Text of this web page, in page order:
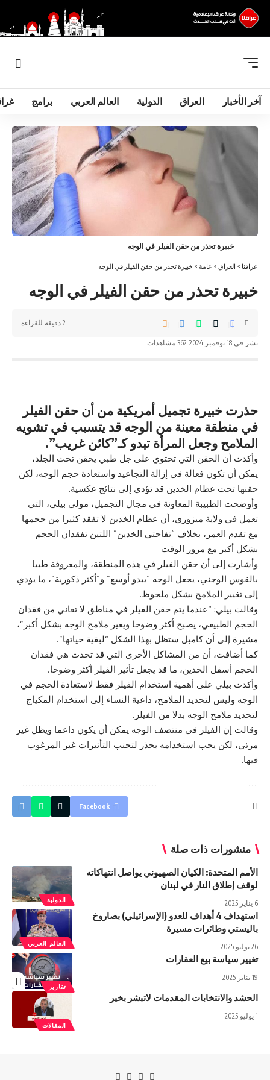
آخر الأخبار العراق الدولية العالم العربي برامج
خبيرة تحذر من حقن الفيلر في الوجه
عراقنا > العراق > عامة > خبيرة تحذر من حقن الفيلر في الوجه
خبيرة تحذر من حقن الفيلر في الوجه
نشر في 18 نوفمبر 2024 362 مشاهدات
2 دقيقة للقراءة
حذرت خبيرة تجميل أمريكية من أن حقن الفيلر
في منطقة معينة من الوجه قد يتسبب في تشويه
الملامح وجعل المرأة تبدو كـ”كائن غريب”.
وأكدت أن الحقن التي تحتوي على جل طبي يحقن تحت الجلد،
يمكن أن تكون فعالة في إزالة التجاعيد واستعادة حجم الوجه، لكن
حقنها تحت عظام الخدين قد تؤدي إلى نتائج عكسية.
وأوضحت الطبيبة المعاونة في مجال التجميل، مولي بيلي، التي
تعمل في ولاية ميزوري، أن عظام الخدين لا تفقد كثيرا من حجمها
مع تقدم العمر، بخلاف “تفاحتي الخدين” اللتين تفقدان الحجم
بشكل أكبر مع مرور الوقت
وأشارت إلى أن حقن الفيلر في هذه المنطقة، والمعروفة طبيا
بالقوس الوجني، يجعل الوجه “يبدو أوسع” و”أكثر ذكورية”، ما يؤدي
إلى تغيير الملامح بشكل ملحوظ.
وقالت بيلي: “عندما يتم حقن الفيلر في مناطق لا تعاني من فقدان
الحجم الطبيعي، يصبح أكثر وضوحا ويغير ملامح الوجه بشكل أكبر”،
مشيرة إلى أن كامبل ستظل بهذا الشكل “لبقية حياتها”.
كما أضافت، أن من المشاكل الأخرى التي قد تحدث هي فقدان
الحجم أسفل الخدين، ما قد يجعل تأثير الفيلر أكثر وضوحا.
وأكدت بيلي على أهمية استخدام الفيلر فقط لاستعادة الحجم في
الوجه وليس لتحديد الملامح، داعية النساء إلى استخدام المكياج
لتحديد ملامح الوجه بدلا من الفيلر.
وقالت إن الفيلر في منتصف الوجه يمكن أن يكون داعما ويظل غير
مرئي، لكن يجب استخدامه بحذر لتجنب التأثيرات غير المرغوب
فيها.
Facebook
منشورات ذات صلة
الدولية
الأمم المتحدة: الكيان الصهيوني يواصل انتهاكاته
لوقف إطلاق النار في لبنان
6 يناير 2025
العالم العربي
استهداف 4 أهداف للعدو (الإسرائيلي) بصاروخ
باليستي وطائرات مسيرة
26 يوليو 2025
تقارير
تغيير سياسة بيع العقارات
19 يناير 2025
المقالات
الحشد والانتخابات المقدمات لاتبشر بخير
1 يوليو 2025